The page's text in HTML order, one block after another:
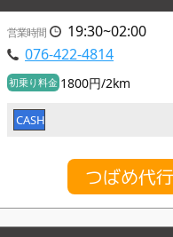
営業時間
19:30~02:00
076-422-4814
初乗り料金 1800円/2km
CASH
つばめ代